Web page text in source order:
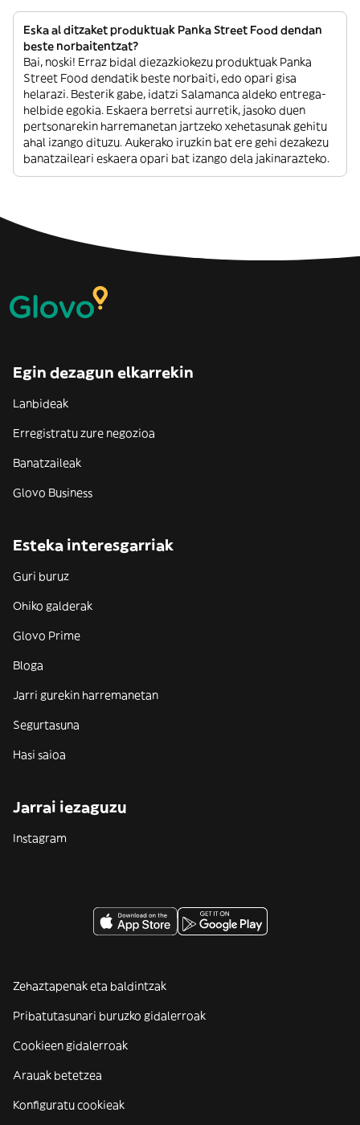
Eska al ditzaket produktuak Panka Street Food dendan
beste norbaitentzat?
Bai, noski! Erraz bidal diezazkiokezu produktuak Panka
Street Food dendatik beste norbaiti, edo opari gisa
helarazi. Besterik gabe, idatzi Salamanca aldeko entrega-
helbide egokia. Eskaera berretsi aurretik, jasoko duen
pertsonarekin harremanetan jartzeko xehetasunak gehitu
ahal izango dituzu. Aukerako iruzkin bat ere gehi dezakezu
banatzaileari eskaera opari bat izango dela jakinarazteko.
Egin dezagun elkarrekin
Lanbideak
Erregistratu zure negozioa
Banatzaileak
Glovo Business
Esteka interesgarriak
Guri buruz
Ohiko galderak
Glovo Prime
Bloga
Jarri gurekin harremanetan
Segurtasuna
Hasi saioa
Jarrai iezaguzu
Instagram
Zehaztapenak eta baldintzak
Pribatutasunari buruzko gidalerroak
Cookieen gidalerroak
Arauak betetzea
Konfiguratu cookieak